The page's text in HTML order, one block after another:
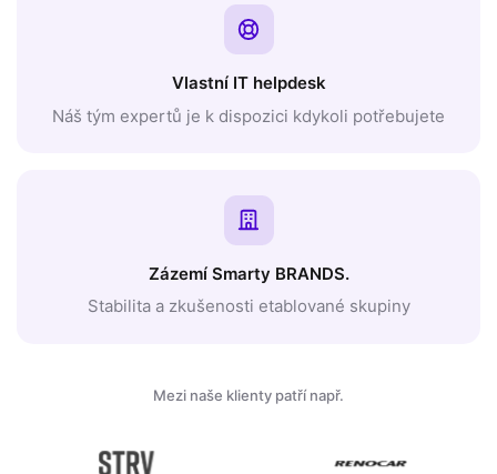
Vlastní IT helpdesk
Náš tým expertů je k dispozici kdykoli potřebujete
Zázemí Smarty BRANDS.
Stabilita a zkušenosti etablované skupiny
Mezi naše klienty patří např.